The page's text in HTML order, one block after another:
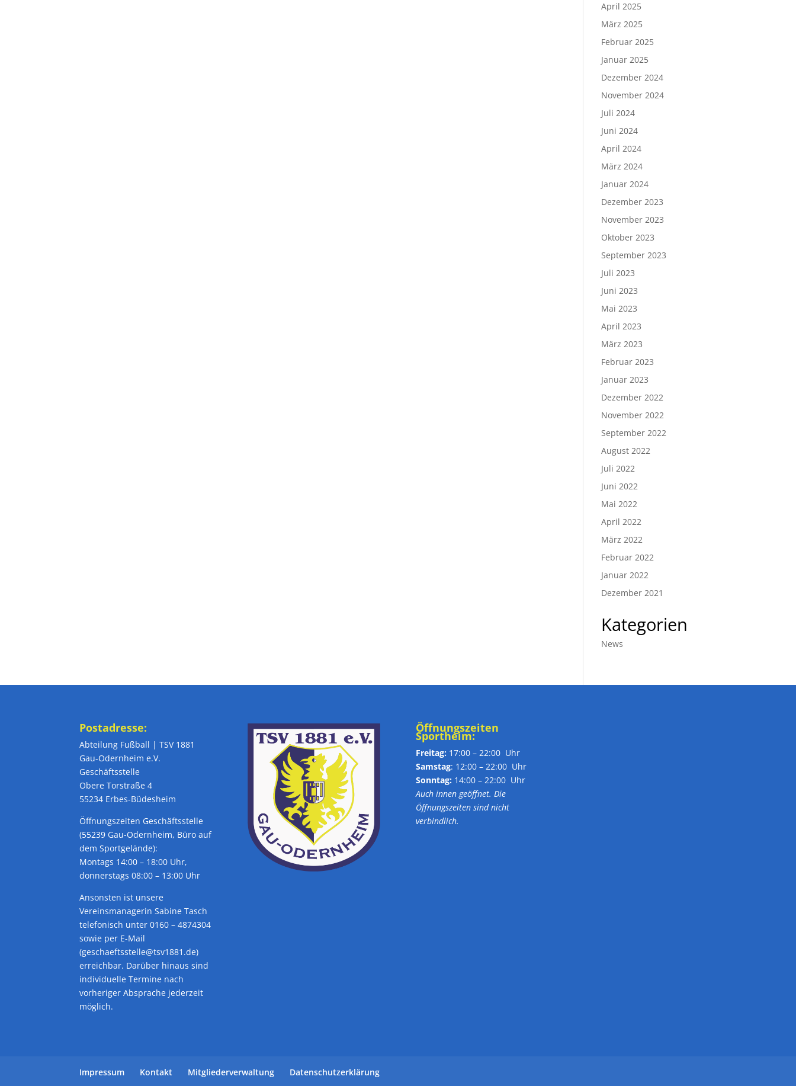
April 2025
März 2025
Februar 2025
Januar 2025
Dezember 2024
November 2024
Juli 2024
Juni 2024
April 2024
März 2024
Januar 2024
Dezember 2023
November 2023
Oktober 2023
September 2023
Juli 2023
Juni 2023
Mai 2023
April 2023
März 2023
Februar 2023
Januar 2023
Dezember 2022
November 2022
September 2022
August 2022
Juli 2022
Juni 2022
Mai 2022
April 2022
März 2022
Februar 2022
Januar 2022
Dezember 2021
Kategorien
News
Postadresse:
Abteilung Fußball | TSV 1881
Gau-Odernheim e.V.
Geschäftsstelle
Obere Torstraße 4
55234 Erbes-Büdesheim
Öffnungszeiten Geschäftsstelle
(55239 Gau-Odernheim, Büro auf
dem Sportgelände):
Montags 14:00 – 18:00 Uhr,
donnerstags 08:00 – 13:00 Uhr
Ansonsten ist unsere
Vereinsmanagerin Sabine Tasch
telefonisch unter 0160 – 4874304
sowie per E-Mail
(geschaeftsstelle@tsv1881.de)
erreichbar. Darüber hinaus sind
individuelle Termine nach
vorheriger Absprache jederzeit
möglich.
Öffnungszeiten
Sportheim:
Freitag: 17:00 – 22:00 Uhr
Samstag: 12:00 – 22:00 Uhr
Sonntag: 14:00 – 22:00 Uhr
Auch innen geöffnet. Die
Öffnungszeiten sind nicht
verbindlich.
Impressum Kontakt Mitgliederverwaltung Datenschutzerklärung